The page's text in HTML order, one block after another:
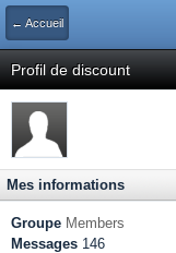
← Accueil
Profil de discount
Mes informations
Groupe Members
Messages 146